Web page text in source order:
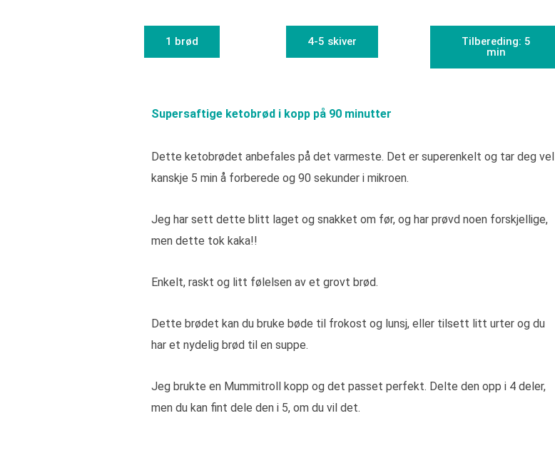
1 brød 4-5 skiver
Tilbereding: 5
min
Supersaftige ketobrød i kopp på 90 minutter
Dette ketobrødet anbefales på det varmeste. Det er superenkelt og tar deg vel
kanskje 5 min å forberede og 90 sekunder i mikroen.
Jeg har sett dette blitt laget og snakket om før, og har prøvd noen forskjellige,
men dette tok kaka!!
Enkelt, raskt og litt følelsen av et grovt brød.
Dette brødet kan du bruke bøde til frokost og lunsj, eller tilsett litt urter og du
har et nydelig brød til en suppe.
Jeg brukte en Mummitroll kopp og det passet perfekt. Delte den opp i 4 deler,
men du kan fint dele den i 5, om du vil det.